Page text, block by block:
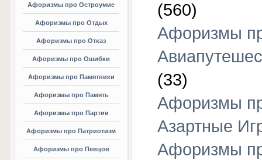
Афоризмы про Остроумие
Афоризмы про Отдых
Афоризмы про Отказ
Афоризмы про Ошибки
Афоризмы про Памятники
Афоризмы про Память
Афоризмы про Партии
Афоризмы про Патриотизм
Афоризмы про Певцов
(560)
Афоризмы
(33)
Афоризмы
Азартные
Афоризмы